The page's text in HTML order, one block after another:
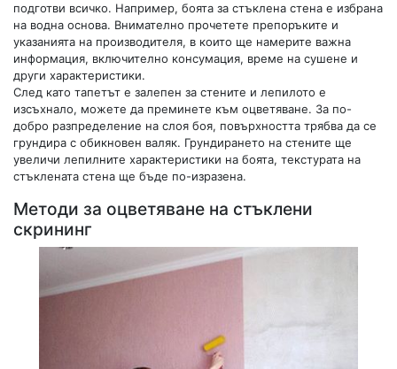
подготви всичко. Например, боята за стъклена стена е избрана
на водна основа. Внимателно прочетете препоръките и
указанията на производителя, в които ще намерите важна
информация, включително консумация, време на сушене и
други характеристики.
След като тапетът е залепен за стените и лепилото е
изсъхнало, можете да преминете към оцветяване. За по-
добро разпределение на слоя боя, повърхността трябва да се
грундира с обикновен валяк. Грундирането на стените ще
увеличи лепилните характеристики на боята, текстурата на
стъклената стена ще бъде по-изразена.
Методи за оцветяване на стъклени
скрининг